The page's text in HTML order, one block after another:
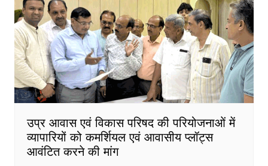
उप्र आवास एवं विकास परिषद की परियोजनाओं में
व्यापारियों को कमर्शियल एवं आवासीय प्लॉट्स
आवंटित करने की मांग